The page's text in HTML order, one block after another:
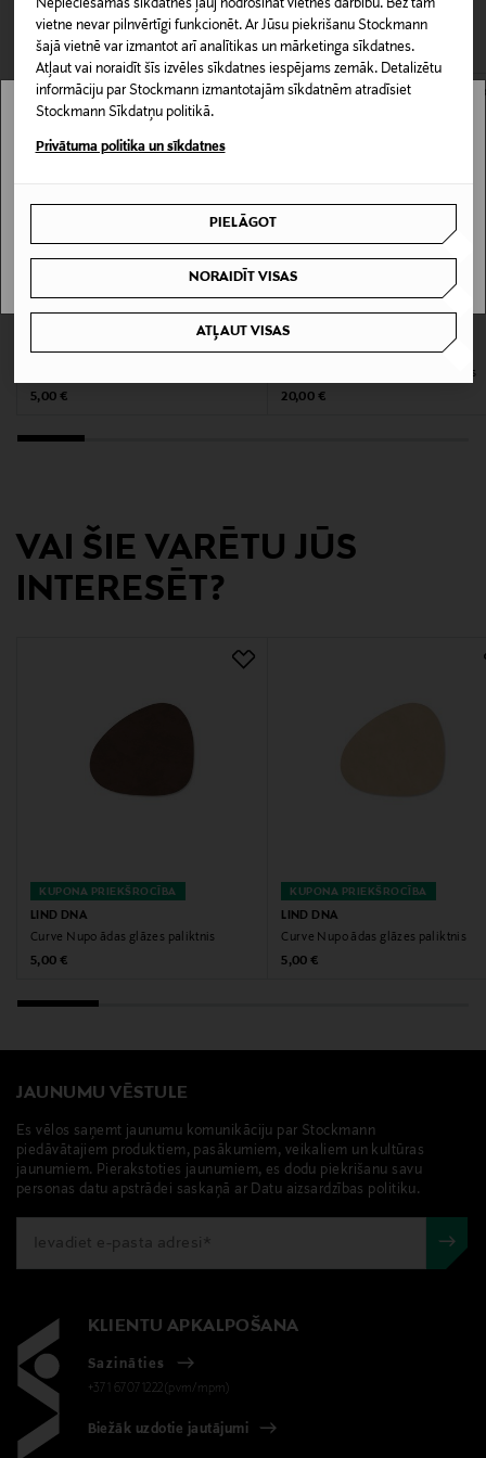
Nepieciešamās sīkdatnes ļauj nodrošināt vietnes darbību. Bez tām
vietne nevar pilnvērtīgi funkcionēt. Ar Jūsu piekrišanu Stockmann
šajā vietnē var izmantot arī analītikas un mārketinga sīkdatnes.
Atļaut vai noraidīt šīs izvēles sīkdatnes iespējams zemāk. Detalizētu
informāciju par Stockmann izmantotajām sīkdatnēm atradīsiet
Stockmann Sīkdatņu politikā.
Privātuma politika un sīkdatnes
PIELĀGOT
NORAIDĪT VISAS
ATĻAUT VISAS
Produkta numurs
164891803
Materiāls
37 x 44 x 0,16 cm
Krāsa
ANTHRACITE
Izmērs
37 x 44 x 0,16 cm
Ražotāja daļas numurs
Mastermark Brands Oy
Ražotāja adrese
Vajossuonkatu 16, 20360, Turku, Finland
asiakaspalvelu@mastermarkbrands.fi
Atslēgvārdi
Linda DNA, galda paliktnis, ādas paliktnis, galda
piederumi
Piegāde uz saņemšanas punktu
0,00 € – 4,90 €
CITI KLIENTI SKATĪJĀS ARĪ
LIND DNA
Original Price
5,00 €
LIND DNA
Square L Nupo ādas galda paliktnis
Original Price
20,00 €
VAI ŠIE VARĒTU JŪS
INTERESĒT?
KUPONA PRIEKŠROCĪBA
LIND DNA
Curve Nupo ādas glāzes paliktnis
Original Price
5,00 €
KUPONA PRIEKŠROCĪBA
LIND DNA
Curve Nupo ādas glāzes paliktnis
Original Price
5,00 €
JAUNUMU VĒSTULE
Es vēlos saņemt jaunumu komunikāciju par Stockmann
piedāvātajiem produktiem, pasākumiem, veikaliem un kultūras
jaunumiem. Pierakstoties jaunumiem, es dodu piekrišanu savu
personas datu apstrādei saskaņā ar Datu aizsardzības politiku.
KLIENTU APKALPOŠANA
Sazināties
+371 67071222(pvm/mpm)
Biežāk uzdotie jautājumi
Stockmann nav pieejams tavā valstī.